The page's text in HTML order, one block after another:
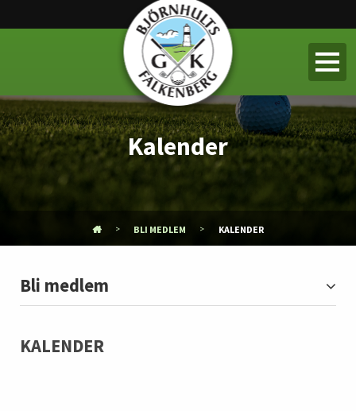
Kalender
BLI MEDLEM KALENDER
Bli medlem
KALENDER